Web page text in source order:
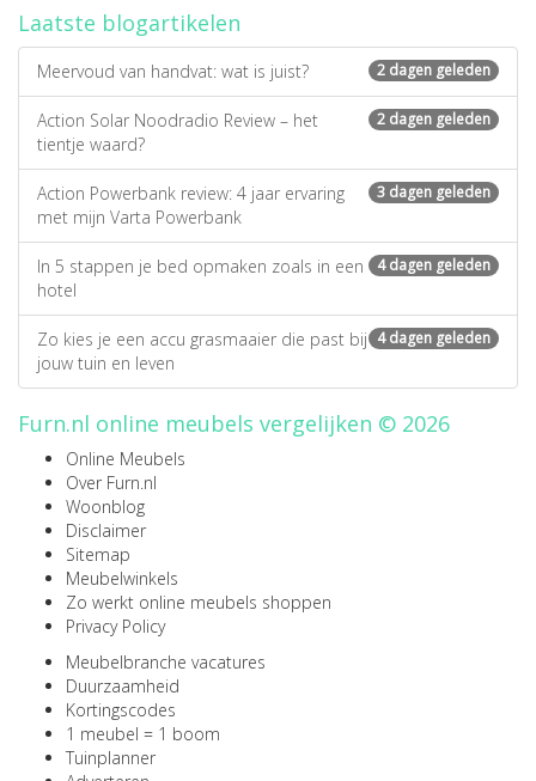
Laatste blogartikelen
2 dagen geleden
Meervoud van handvat: wat is juist?
2 dagen geleden
Action Solar Noodradio Review – het
tientje waard?
3 dagen geleden
Action Powerbank review: 4 jaar ervaring
met mijn Varta Powerbank
4 dagen geleden
In 5 stappen je bed opmaken zoals in een
hotel
4 dagen geleden
Zo kies je een accu grasmaaier die past bij
jouw tuin en leven
Furn.nl online meubels vergelijken © 2026
Online Meubels
Over Furn.nl
Woonblog
Disclaimer
Sitemap
Meubelwinkels
Zo werkt online meubels shoppen
Privacy Policy
Meubelbranche vacatures
Duurzaamheid
Kortingscodes
1 meubel = 1 boom
Tuinplanner